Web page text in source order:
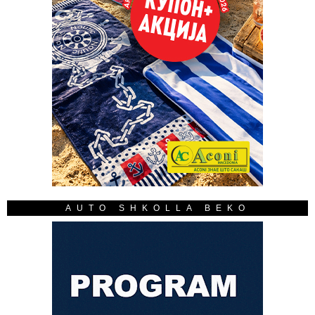
AUTO SHKOLLA BEKO